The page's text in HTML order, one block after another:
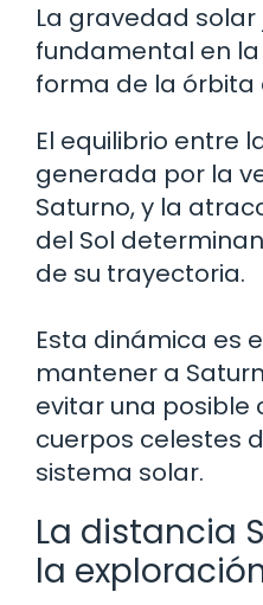
La gravedad
fundamental en
forma de la órbita
El equilibrio entre
generada por la
Saturno, y la
del Sol
de su trayectoria.
Esta dinámica es
mantener a
evitar una posible
cuerpos celestes
sistema solar.
La distancia
la